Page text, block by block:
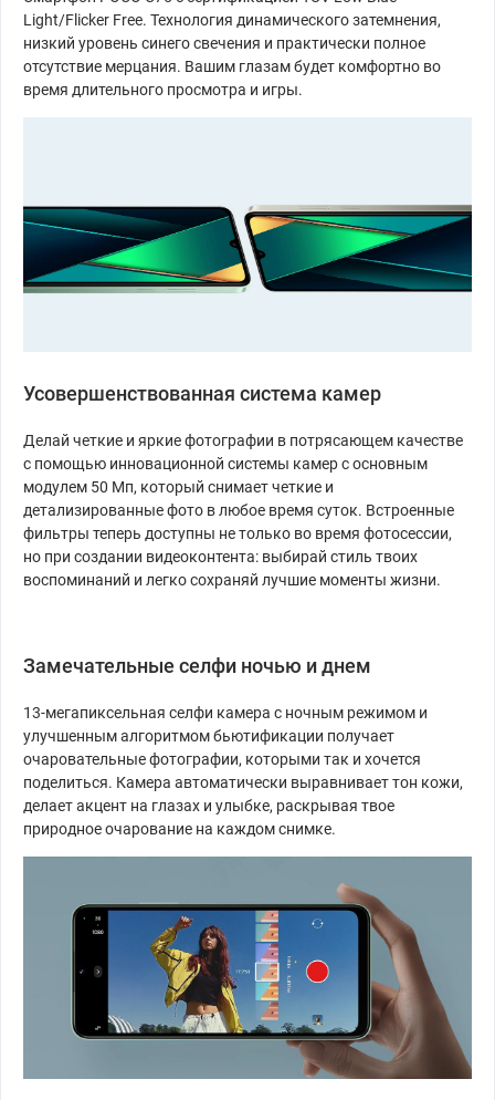
Light/Flicker Free. Технология динамического затемнения,
низкий уровень синего свечения и практически полное
отсутствие мерцания. Вашим глазам будет комфортно во
время длительного просмотра и игры.
Усовершенствованная система камер
Делай четкие и яркие фотографии в потрясающем качестве
с помощью инновационной системы камер с основным
модулем 50 Мп, который снимает четкие и
детализированные фото в любое время суток. Встроенные
фильтры теперь доступны не только во время фотосессии,
но при создании видеоконтента: выбирай стиль твоих
воспоминаний и легко сохраняй лучшие моменты жизни.
Замечательные селфи ночью и днем
13-мегапиксельная селфи камера с ночным режимом и
улучшенным алгоритмом бьютификации получает
очаровательные фотографии, которыми так и хочется
поделиться. Камера автоматически выравнивает тон кожи,
делает акцент на глазах и улыбке, раскрывая твое
природное очарование на каждом снимке.